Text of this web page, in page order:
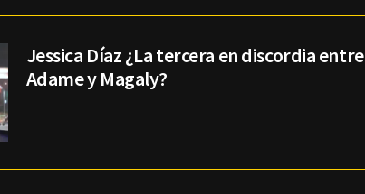
Jessica Díaz ¿La tercera en discordia entre
Adame y Magaly?